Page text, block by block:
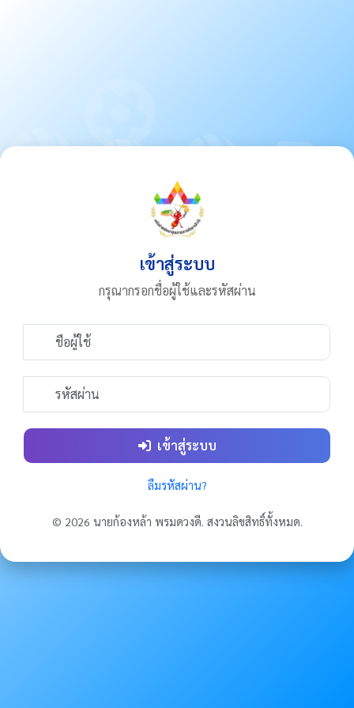
เข้าสู่ระบบ
กรุณากรอกชื่อผู้ใช้และรหัสผ่าน
เข้าสู่ระบบ
ลืมรหัสผ่าน?
© 2026 นายก้องหล้า พรมดวงดี. สงวนลิขสิทธิ์ทั้งหมด.